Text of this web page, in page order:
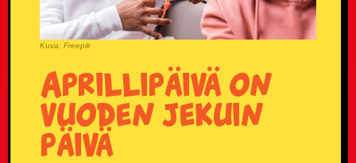
Härskit vitsit
Hölmöläisvitsit
Insinöörivitsit
Japanilaisvitsit
Kuva: Freepik
Aprillipäivä on
vuoden jekuin
päivä